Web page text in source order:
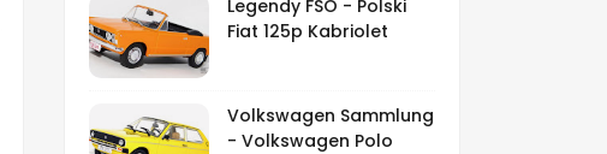
Legendy FSO - Polski
Fiat 125p Kabriolet
Volkswagen Sammlung
- Volkswagen Polo